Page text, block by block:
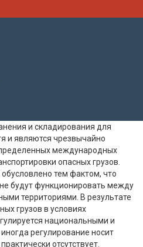
и складирования для
и являются чрезвычайно
международных
опасных грузов.
тем фактом, что
будут функционировать между
территориями. В результате
грузов в условиях
национальными и
регулирование носит
отсутствует.